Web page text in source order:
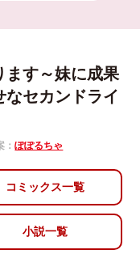
ます～妹に成果
なセカンドライ
：ぽぽるちゃ
コミックス一覧
小説一覧